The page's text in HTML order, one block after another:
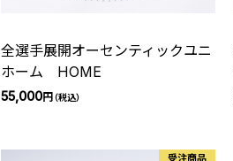
全選手展開オーセンティックユニ
ホーム HOME
55,000円（税込）